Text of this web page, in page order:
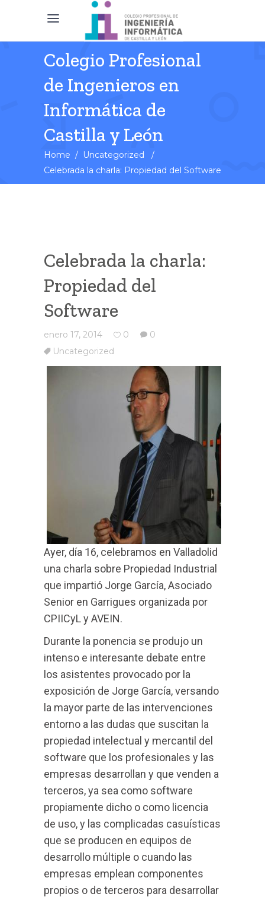
Colegio Profesional
de Ingenieros en
Informática de
Castilla y León
Home / Uncategorized
/
Celebrada la charla: Propiedad del Software
Celebrada la charla:
Propiedad del
Software
enero 17, 2014 0
0
Uncategorized
Ayer, día 16, celebramos en Valladolid
una charla sobre Propiedad Industrial
que impartió Jorge García, Asociado
Senior en Garrigues organizada por
CPIICyL y AVEIN.
Durante la ponencia se produjo un
intenso e interesante debate entre
los asistentes provocado por la
exposición de Jorge García, versando
la mayor parte de las intervenciones
entorno a las dudas que suscitan la
propiedad intelectual y mercantil del
software que los profesionales y las
empresas desarrollan y que venden a
terceros, ya sea como software
propiamente dicho o como licencia
de uso, y las complicadas casuísticas
que se producen en equipos de
desarrollo múltiple o cuando las
empresas emplean componentes
propios o de terceros para desarrollar